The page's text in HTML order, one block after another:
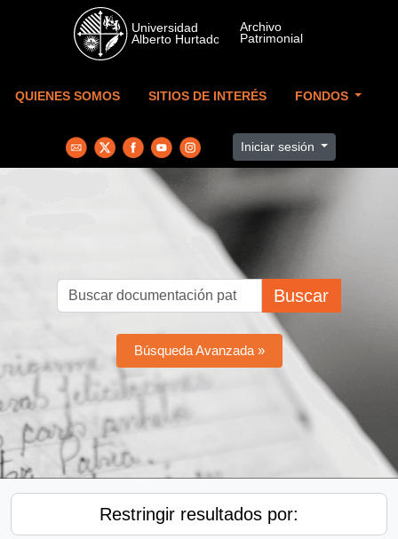
Skip to main content
QUIENES SOMOS SITIOS DE INTERÉS FONDOS
Iniciar sesión
Buscar
Búsqueda Avanzada »
Restringir resultados por: